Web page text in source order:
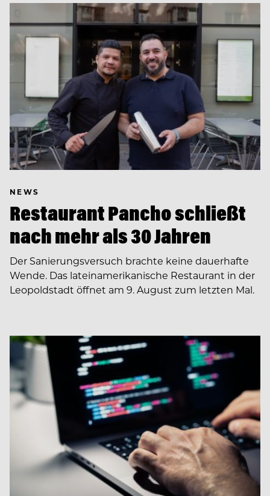
NEWS
Restaurant Pancho schließt
nach mehr als 30 Jahren
Der Sanierungsversuch brachte keine dauerhafte
Wende. Das lateinamerikanische Restaurant in der
Leopoldstadt öffnet am 9. August zum letzten Mal.